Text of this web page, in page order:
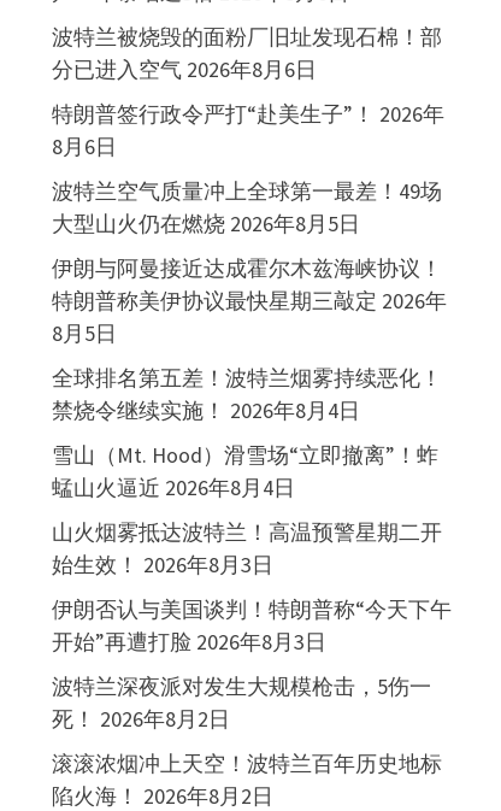
波特兰被烧毁的面粉厂旧址发现石棉！部
分已进入空气 2026年8月6日
特朗普签行政令严打“赴美生子”！ 2026年
8月6日
波特兰空气质量冲上全球第一最差！49场
大型山火仍在燃烧 2026年8月5日
伊朗与阿曼接近达成霍尔木兹海峡协议！
特朗普称美伊协议最快星期三敲定 2026年
8月5日
全球排名第五差！波特兰烟雾持续恶化！
禁烧令继续实施！ 2026年8月4日
雪山（Mt. Hood）滑雪场“立即撤离”！蚱
蜢山火逼近 2026年8月4日
山火烟雾抵达波特兰！高温预警星期二开
始生效！ 2026年8月3日
伊朗否认与美国谈判！特朗普称“今天下午
开始”再遭打脸 2026年8月3日
波特兰深夜派对发生大规模枪击，5伤一
死！ 2026年8月2日
滚滚浓烟冲上天空！波特兰百年历史地标
陷火海！ 2026年8月2日